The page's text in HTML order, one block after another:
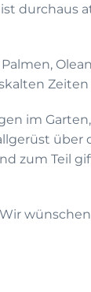
durchaus
im
zum Teil